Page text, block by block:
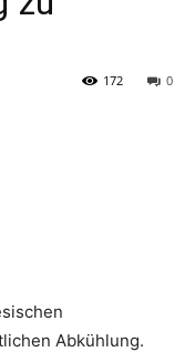
0
172
Abkühlung.